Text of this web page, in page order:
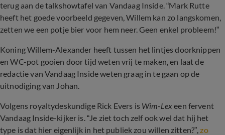
terug aan de talkshowtafel van Vandaag Inside. “Mark Rutte
heeft het goede voorbeeld gegeven, Willem kan zo langskomen,
zetten we een potje bier voor hem neer. Geen enkel probleem!”
Koning Willem-Alexander heeft tussen het lintjes doorknippen
en WC-pot gooien door tijd weten vrij te maken, en laat de
redactie van Vandaag Inside weten graag in te gaan op de
uitnodiging van Johan.
Volgens royaltydeskundige Rick Evers is Wim-Lex een fervent
Vandaag Inside-kijker is. “Je ziet toch zelf ook wel dat hij het
type is dat hier eigenlijk in het publiek zou willen zitten?”,zo